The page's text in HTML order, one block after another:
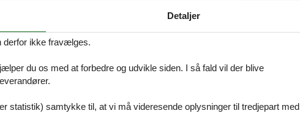
der ønsker en storbyferie med masser af variation. Her
oaser på en måde, der gør byen spændende for både
børn eller større skolebørn, byder Berlin på oplevelser,
i hånd.
legeplads! I LEGOLAND® Discovery Centre Berlin venter
Detaljer
derfor ikke fravælges.
du os med at forbedre og udvikle siden. I så fald vil der blive
statistik) samtykke til, at vi må videresende oplysninger til tredjepart med